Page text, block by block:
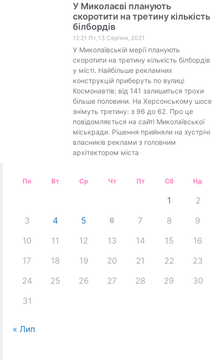
У Миколаєві планують
скоротити на третину кількість
білбордів
12:21 Пт, 13 Серпня, 2021
У Миколаївській мерії планують
скоротити на третину кількість білбордів
у місті. Найбільше рекламних
конструкцій приберуть по вулиці
Космонавтів: від 141 залишиться трохи
більше половини. На Херсонському шосе
знімуть третину: з 96 до 62. Про це
повідомляється на сайті Миколаївської
міськради. Рішення прийняли на зустрічі
власників реклами з головним
архітектором міста
Пн Вт Ср Чт Пт Сб Нд
1 2
3 4 5 6 7 8 9
10 11 12 13 14 15 16
17 18 19 20 21 22 23
24 25 26 27 28 29 30
31
« Лип